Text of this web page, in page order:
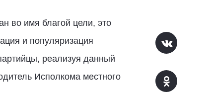
во имя благой цели, это
и популяризация
реализуя данный
Исполкома местного